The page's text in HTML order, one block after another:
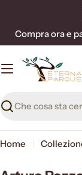
contenuto
Compra ora e
Ricerca
Home